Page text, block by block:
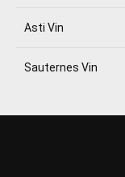
Asti Vin
Sauternes Vin